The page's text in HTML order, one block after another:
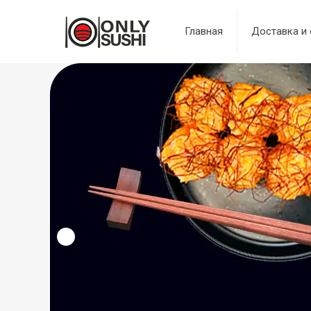
Главная Доставка и